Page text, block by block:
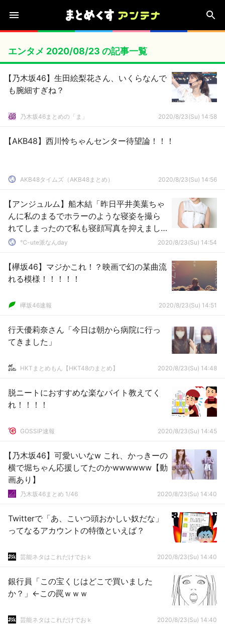
エンタメ 2020/08/23 の記事一覧
【乃木坂46】生田絵梨花さん、いくらなんで
も腕細すぎね？
乃木坂46まとめの「ま」 2020/8/23(Su) 14:58
【AKB48】西川怜ちゃんセンター待望論！！！
AKB48タイムズ（AKB48まとめ） 2020/8/23(Su) 14:56
【アンジュルム】船木結「昨日平井美葉ちゃ
んに私のまるでホラーのような寝姿を撮ら
れてしまったので私も寝顔写真を抑えまし
た」℃-ute派なんday 2020/8/23(Su) 14:54
【欅坂46】マジかこれ！？映画で幻の某曲流
れる模様！！！！！
欅坂46速報 2020/8/23(Su) 14:51
行天優莉奈さん「今日は朝から病院に行っ
てきました」
HKTまとめもん【HKT48のまとめ】 2020/8/23(Su) 14:48
脱ニートにおすすめな楽なバイト教えてく
れ！！！！
GOSSIP速報 2020/8/23(Su) 14:45
【乃木坂46】可愛いいなw これ、かっきーの
横で堀ちゃん応援してたのかwwwwww【動
画あり】
乃木坂46まとめ 1/46 2020/8/23(Su) 14:40
Twitterで「あ、こいつ頭おかしい奴だな」
ってなるアカウントの特徴といえば？
芸能ネタはこれだけでおｋ 2020/8/23(Su) 14:40
銀行員「この宝くじはどこで買いました
か？」←この罠ｗｗｗ
芸能ネタはこれだけでおｋ 2020/8/23(Su) 14:40